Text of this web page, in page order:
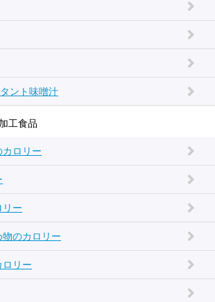
ント味噌汁
工食品
カロリー
リー
のカロリー
ロリー